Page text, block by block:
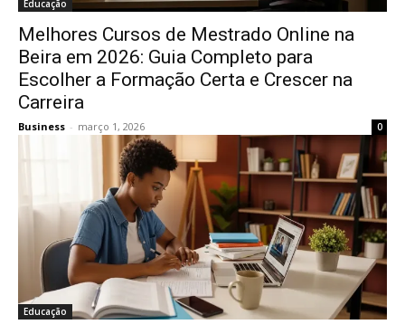
Educação
Melhores Cursos de Mestrado Online na
Beira em 2026: Guia Completo para
Escolher a Formação Certa e Crescer na
Carreira
Business - março 1, 2026 0
Educação